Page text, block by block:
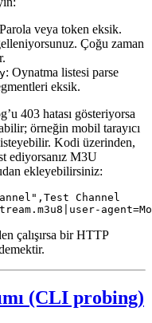
veya token eksik.
Çoğu zaman
: Oynatma listesi parse
eksik.
403 hatası gösteriyorsa
örneğin mobil tarayıcı
Kodi üzerinden,
ediyorsanız M3U
ekleyebilirsiniz:
Channel
çalışırsa bir HTTP
(CLI probing)